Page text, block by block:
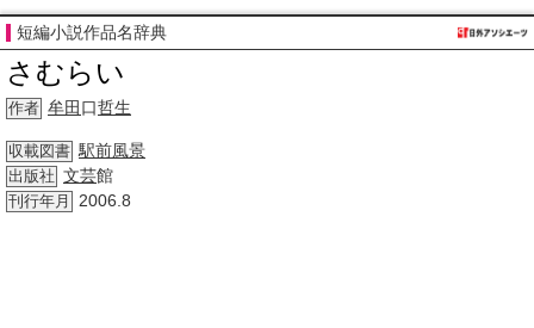
短編小説作品名辞典
さむらい
作者 牟田 口哲生
収載図書 駅前風景
出版社 文芸館
刊行年月 2006.8